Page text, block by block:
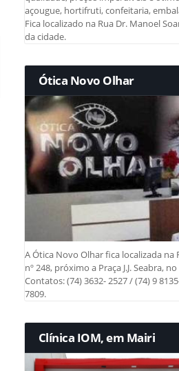
açougue, hortifruti, confeitaria,
Fica localizado na Rua Dr. Manoel
da cidade.
Ótica Novo Olhar
A Ótica Novo Olhar fica localizada na
nº 248, próximo a Praça J.J. Seabra,
Contatos: (74) 3632- 2527 / (74) 9
7809.
Clínica IOM, em Mairi